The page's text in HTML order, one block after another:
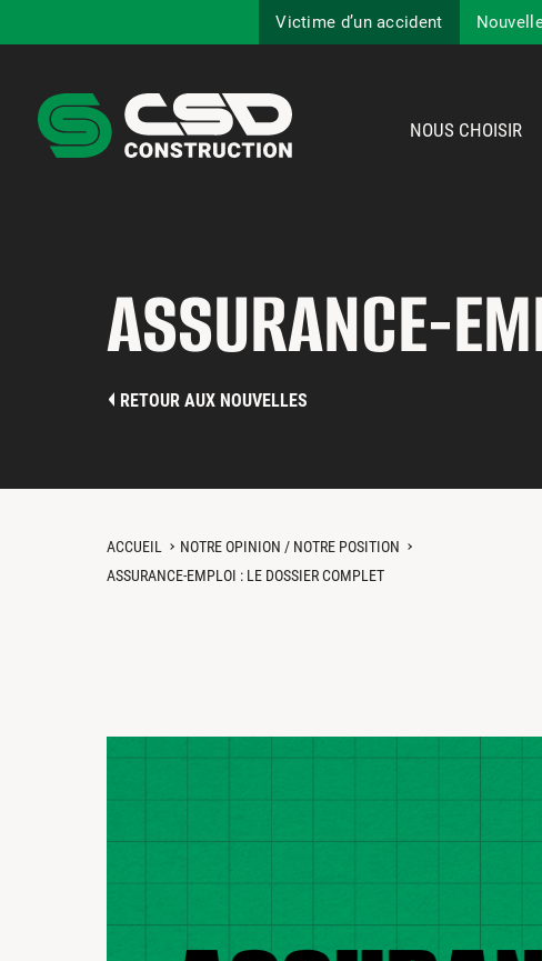
Victime d’un accident
NOUS CHOISIR
ASSURANCE-
RETOUR AUX NOUVELLES
ACCUEIL
NOTRE OPINION / NOTRE POSITION
ASSURANCE-EMPLOI : LE DOSSIER COMPLET